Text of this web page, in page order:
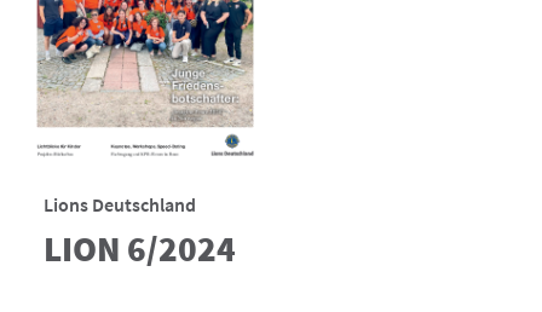
Lions Deutschland
LION 6/2024